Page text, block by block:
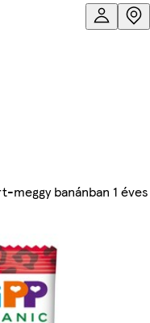
meggy banánban 1